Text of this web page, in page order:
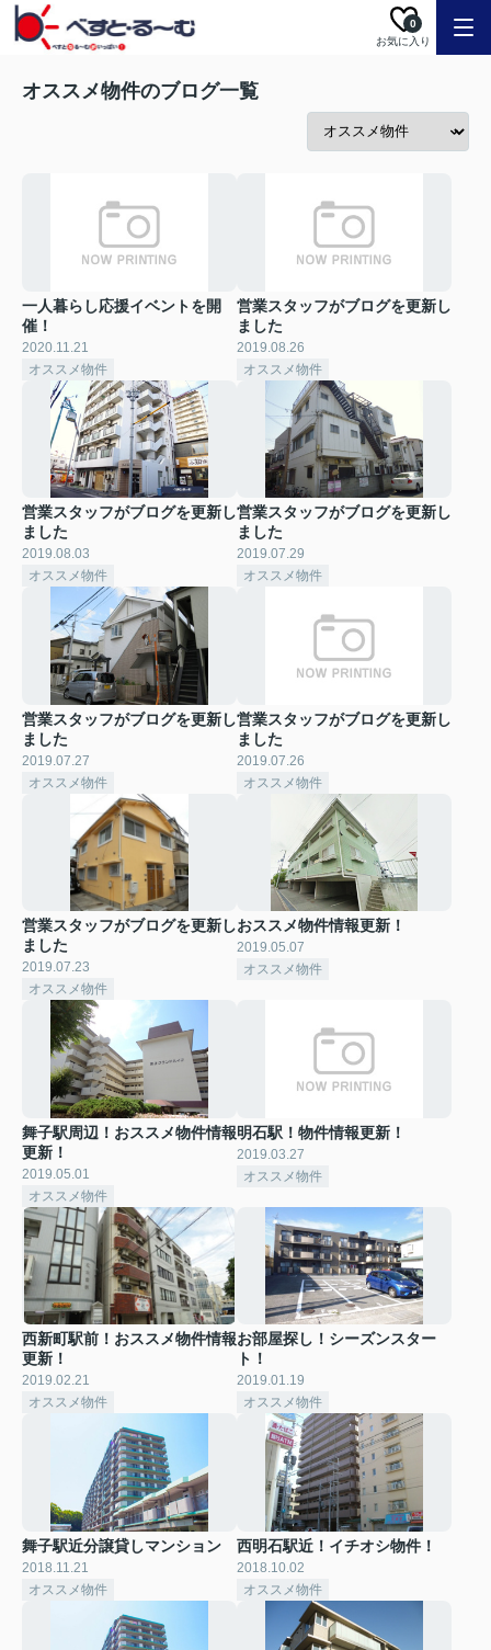
お気に入り
0
オススメ物件のブログ一覧
一人暮らし応援イベントを開
催！
2020.11.21
オススメ物件
営業スタッフがブログを更新し
ました
2019.08.26
オススメ物件
営業スタッフがブログを更新し
ました
2019.08.03
オススメ物件
営業スタッフがブログを更新し
ました
2019.07.29
オススメ物件
営業スタッフがブログを更新し
ました
2019.07.27
オススメ物件
営業スタッフがブログを更新し
ました
2019.07.26
オススメ物件
営業スタッフがブログを更新し
ました
2019.07.23
オススメ物件
おススメ物件情報更新！
2019.05.07
オススメ物件
舞子駅周辺！おススメ物件情報
更新！
2019.05.01
オススメ物件
明石駅！物件情報更新！
2019.03.27
オススメ物件
西新町駅前！おススメ物件情報
更新！
2019.02.21
オススメ物件
お部屋探し！シーズンスター
ト！
2019.01.19
オススメ物件
舞子駅近分譲貸しマンション
2018.11.21
オススメ物件
西明石駅近！イチオシ物件！
2018.10.02
オススメ物件